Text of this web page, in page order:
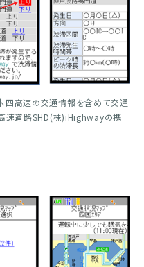
四高速の交通情報を含めて交通
速道路SHD(株)iHighwayの携